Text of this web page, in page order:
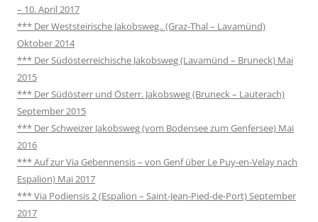
– 10. April 2017
*** Der Weststeirische Jakobsweg.. (Graz-Thal – Lavamünd)
Oktober 2014
*** Der Südösterreichische Jakobsweg (Lavamünd – Bruneck) Mai
2015
*** Der Südösterr und Österr. Jakobsweg (Bruneck – Lauterach)
September 2015
*** Der Schweizer Jakobsweg (vom Bodensee zum Genfersee) Mai
2016
*** Auf zur Via Gebennensis – von Genf über Le Puy-en-Velay nach
Espalion) Mai 2017
*** Via Podiensis 2 (Espalion – Saint-Jean-Pied-de-Port) September
2017